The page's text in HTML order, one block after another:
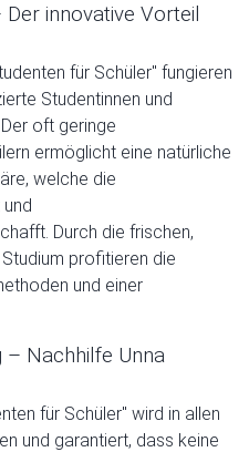
innovative Vorteil
für Schüler" fungieren
Studentinnen und
oft geringe
ermöglicht eine natürliche
welche die
Durch die frischen,
profitieren die
und einer
– Nachhilfe Unna
für Schüler" wird in allen
und garantiert, dass keine